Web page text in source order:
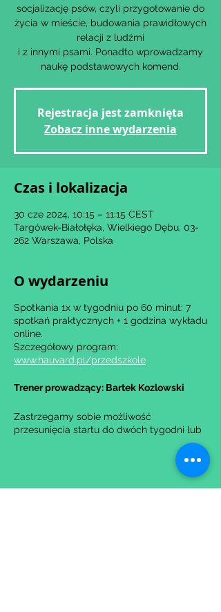
socjalizację psów, czyli przygotowanie do
życia w mieście, budowania prawidłowych
relacji z ludźmi
i z innymi psami. Ponadto wprowadzamy
Rejestracja jest zamknięta
Zobacz inne wydarzenia
Czas i lokalizacja
30 cze 2024, 10:15 – 11:15 CEST
Targówek-Białołęka, Wielkiego Dębu, 03-
262 Warszawa, Polska
O wydarzeniu
Spotkania 1x w tygodniu po 60 minut: 7
spotkań praktycznych + 1 godzina wykładu
online.
Szczegółowy program:
www.hauvard.pl/przedszkole
Trener prowadzący: Bartek Kozlowski
Zastrzegamy sobie możliwość
przesunięcia startu do dwóch tygodni lub
anulowania grupy w przypadku zbyt małej